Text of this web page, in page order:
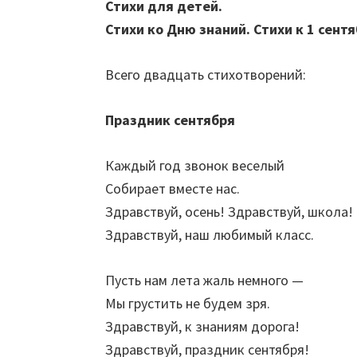
Стихи для детей.
Стихи ко Дню знаний. Стихи к 1
Всего двадцать стихотворений:
Праздник сентября
Каждый год звонок веселый
Собирает вместе нас.
Здравствуй, осень! Здравствуй, школа!
Здравствуй, наш любимый класс.
Пусть нам лета жаль немного —
Мы грустить не будем зря.
Здравствуй, к знаниям дорога!
Здравствуй, праздник сентября!